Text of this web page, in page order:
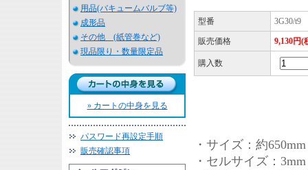
用品(バキュームバルブ等)
成形品
その他 (紙管巻など)
現品限り・数量限定品
» カートの中身を見る
パスワード再設定手順
販売確認事項
型番 3G30/t9
販売価格 9,130円(
購入数
・サイズ：約
・セルサイズ：3mm